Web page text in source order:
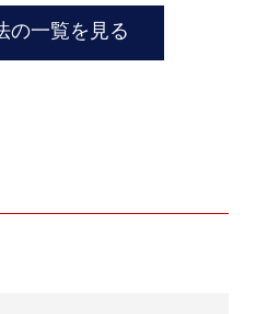
の一覧を見る